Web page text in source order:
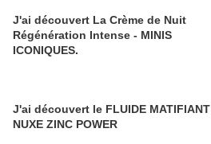
J'ai découvert La Crème de Nuit
Régénération Intense - MINIS
ICONIQUES.
J'ai découvert le FLUIDE MATIFIANT
NUXE ZINC POWER